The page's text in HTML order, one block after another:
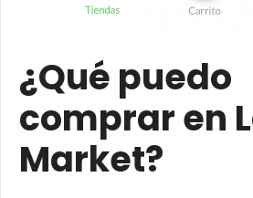
¿Qué puedo
comprar en
Market?